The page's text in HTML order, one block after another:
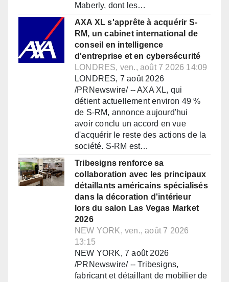
Maberly, dont les…
AXA XL s'apprête à acquérir S-
RM, un cabinet international de
conseil en intelligence
d'entreprise et en cybersécurité
LONDRES, ven., août 7 2026 14:09
LONDRES, 7 août 2026
/PRNewswire/ -- AXA XL, qui
détient actuellement environ 49 %
de S-RM, annonce aujourd'hui
avoir conclu un accord en vue
d'acquérir le reste des actions de la
société. S-RM est…
Tribesigns renforce sa
collaboration avec les principaux
détaillants américains spécialisés
dans la décoration d'intérieur
lors du salon Las Vegas Market
2026
NEW YORK, ven., août 7 2026
13:15
NEW YORK, 7 août 2026
/PRNewswire/ -- Tribesigns,
fabricant et détaillant de mobilier de